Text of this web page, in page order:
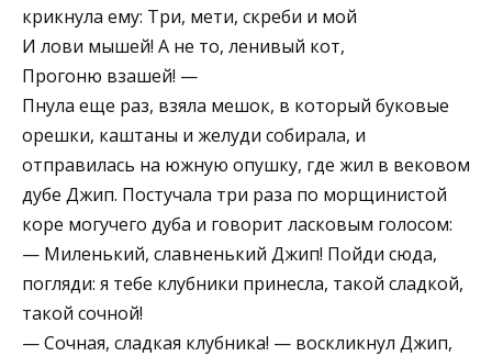
крикнула ему: Три, мети, скреби и мой
И лови мышей! А не то, ленивый кот,
Прогоню взашей! —
Пнула еще раз, взяла мешок, в который буковые
орешки, каштаны и желуди собирала, и
отправилась на южную опушку, где жил в вековом
дубе Джип. Постучала три раза по морщинистой
коре могучего дуба и говорит ласковым голосом:
— Миленький, славненький Джип! Пойди сюда,
погляди: я тебе клубники принесла, такой сладкой,
такой сочной!
— Сочная, сладкая клубника! — воскликнул Джип,